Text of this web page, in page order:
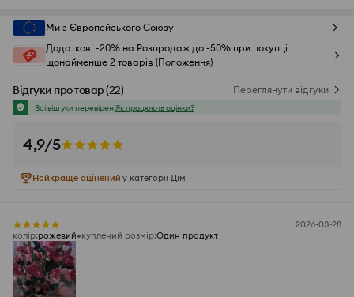
Ми з Європейського Союзу
Додаткові -20% на Розпродаж до -50% при покупці
щонайменше 2 товарів (Положення)
Відгуки про товар(22) Переглянути відгуки
Всі відгуки перевіреніЯк працюють оцінки?
4,9/5
Найкраще оцінений у категорії Дім
2026-03-28
колір:рожевий куплений розмір:Один продукт